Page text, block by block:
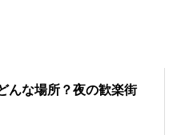
んな場所？夜の歓楽街